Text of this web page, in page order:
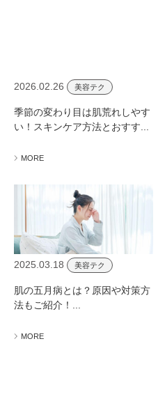
2026.02.26 美容テク
季節の変わり目は肌荒れしやす
い！スキンケア方法とおすす...
MORE
2025.03.18 美容テク
肌の五月病とは？原因や対策方
法もご紹介！...
MORE